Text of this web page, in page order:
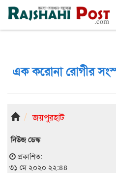
রাজশাহী শুক্রবার, ৭ই আগস্ট ২০২৬, ২৪শে
এক করোনা রোগীর
জয়পুরহাট
নিউজ ডেস্ক
প্রকাশিত:
৩১ মে ২০২০ ২২:৪৪